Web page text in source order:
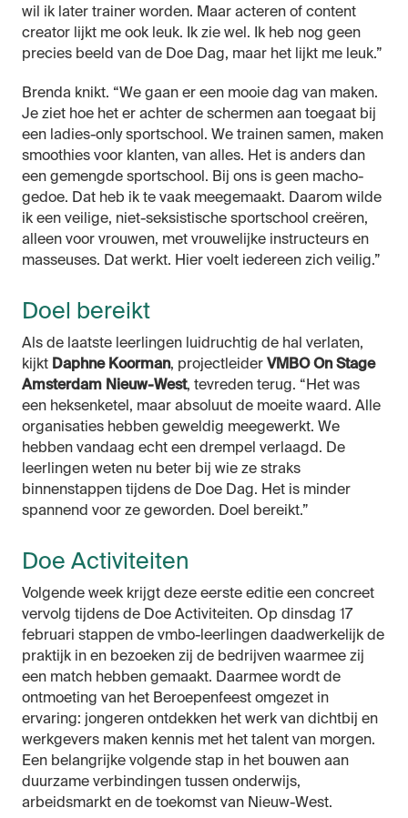
wil ik later trainer worden. Maar acteren of content
creator lijkt me ook leuk. Ik zie wel. Ik heb nog geen
precies beeld van de Doe Dag, maar het lijkt me leuk.”
Brenda knikt. “We gaan er een mooie dag van maken.
Je ziet hoe het er achter de schermen aan toegaat bij
een ladies-only sportschool. We trainen samen, maken
smoothies voor klanten, van alles. Het is anders dan
een gemengde sportschool. Bij ons is geen macho-
gedoe. Dat heb ik te vaak meegemaakt. Daarom wilde
ik een veilige, niet-seksistische sportschool creëren,
alleen voor vrouwen, met vrouwelijke instructeurs en
masseuses. Dat werkt. Hier voelt iedereen zich veilig.”
Doel bereikt
Als de laatste leerlingen luidruchtig de hal verlaten,
kijkt Daphne Koorman, projectleider VMBO On Stage
Amsterdam Nieuw-West, tevreden terug. “Het was
een heksenketel, maar absoluut de moeite waard. Alle
organisaties hebben geweldig meegewerkt. We
hebben vandaag echt een drempel verlaagd. De
leerlingen weten nu beter bij wie ze straks
binnenstappen tijdens de Doe Dag. Het is minder
spannend voor ze geworden. Doel bereikt.”
Doe Activiteiten
Volgende week krijgt deze eerste editie een concreet
vervolg tijdens de Doe Activiteiten. Op dinsdag 17
februari stappen de vmbo-leerlingen daadwerkelijk de
praktijk in en bezoeken zij de bedrijven waarmee zij
een match hebben gemaakt. Daarmee wordt de
ontmoeting van het Beroepenfeest omgezet in
ervaring: jongeren ontdekken het werk van dichtbij en
werkgevers maken kennis met het talent van morgen.
Een belangrijke volgende stap in het bouwen aan
duurzame verbindingen tussen onderwijs,
arbeidsmarkt en de toekomst van Nieuw-West.